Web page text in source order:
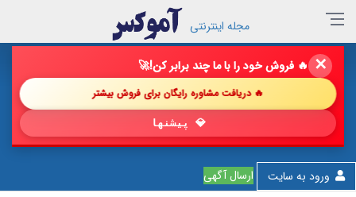
✕ 🔥 فروش خود را با ما چند برابر کن!🚀
🔥 دریافت مشاوره رایگان برای فروش بیشتر
💎 پیشنهاد شگفت‌انگیز
ورود به سایت ارسال آگهی
مجله اینترنتی